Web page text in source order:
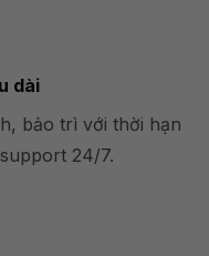
dài
bảo trì với thời hạn
24/7.